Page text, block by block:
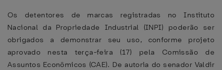
Os detentores de marcas registradas no Instituto
Nacional da Propriedade Industrial (INPI) poderão ser
obrigados a demonstrar seu uso, conforme projeto
aprovado nesta terça-feira (17) pela Comissão de
Assuntos Econômicos (CAE). De autoria do senador Valdir